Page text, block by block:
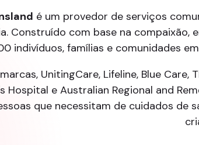
é um provedor de serviços
Construído com base na
indivíduos, famílias e comunidades
UnitingCare, Lifeline, Blue
Hospital e Australian Regional and
que necessitam de cuidados de